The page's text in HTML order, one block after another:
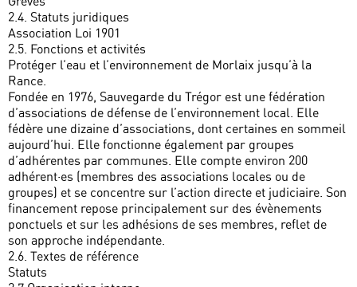
2.4. Statuts juridiques
Association Loi 1901
2.5. Fonctions et activités
Protéger l’eau et l’environnement de Morlaix jusqu’à la
Rance.
Fondée en 1976, Sauvegarde du Trégor est une fédération
d’associations de défense de l’environnement local. Elle
fédère une dizaine d’associations, dont certaines en sommeil
aujourd’hui. Elle fonctionne également par groupes
d’adhérentes par communes. Elle compte environ 200
adhérent·es (membres des associations locales ou de
groupes) et se concentre sur l’action directe et judiciaire. Son
financement repose principalement sur des évènements
ponctuels et sur les adhésions de ses membres, reflet de
son approche indépendante.
2.6. Textes de référence
Statuts